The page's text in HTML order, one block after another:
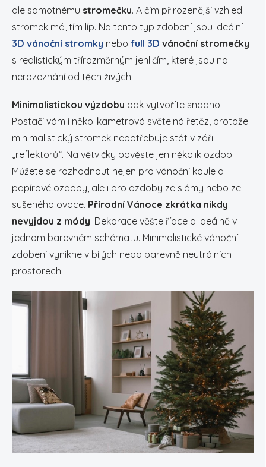
ale samotnému stromečku. A čím přirozenější vzhled
stromek má, tím líp. Na tento typ zdobení jsou ideální
3D vánoční stromky nebo full 3D vánoční stromečky
s realistickým třírozměrným jehličím, které jsou na
nerozeznání od těch živých.
Minimalistickou výzdobu pak vytvoříte snadno.
Postačí vám i několikametrová světelná řetěz, protože
minimalistický stromek nepotřebuje stát v záři
„reflektorů“. Na větvičky pověste jen několik ozdob.
Můžete se rozhodnout nejen pro vánoční koule a
papírové ozdoby, ale i pro ozdoby ze slámy nebo ze
sušeného ovoce. Přírodní Vánoce zkrátka nikdy
nevyjdou z módy. Dekorace věšte řídce a ideálně v
jednom barevném schématu. Minimalistické vánoční
zdobení vynikne v bílých nebo barevně neutrálních
prostorech.